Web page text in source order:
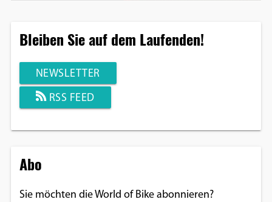
Bleiben Sie auf dem Laufenden!
NEWSLETTER
RSS FEED
Abo
Sie möchten die World of Bike abonnieren?